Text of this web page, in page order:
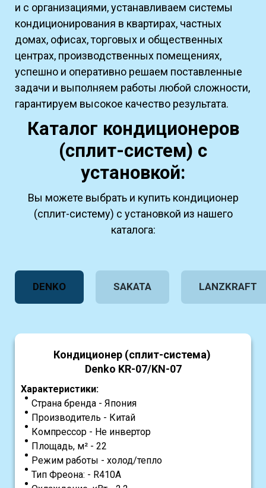
и с организациями, устанавливаем системы
кондиционирования в квартирах, частных
домах, офисах, торговых и общественных
центрах, производственных помещениях,
успешно и оперативно решаем поставленные
задачи и выполняем работы любой сложности,
гарантируем высокое качество результата.
Каталог кондиционеров
(сплит-систем) с
установкой:
Вы можете выбрать и купить кондиционер
(сплит-систему) с установкой из нашего
каталога:
DENKO SAKATA LANZKRAFT
Кондиционер (сплит-система)
Denko KR-07/KN-07
Характеристики:
Страна бренда - Япония
Производитель - Китай
Компрессор - Не инвертор
Площадь, м² - 22
Режим работы - холод/тепло
Тип Фреона: - R410A